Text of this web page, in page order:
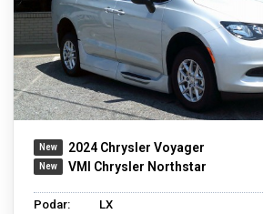
2024 Chrysler Voyager
VMI Chrysler Northstar
Podar: LX